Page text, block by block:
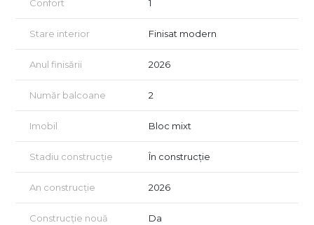
Confort 1
Stare interior Finisat modern
Anul finisării 2026
Număr balcoane 2
Imobil Bloc mixt
Stadiu construcție În construcție
An construcție 2026
Construcție nouă Da